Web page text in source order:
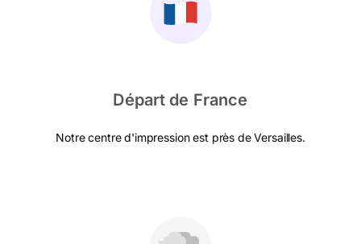
Départ de France
Notre centre d'impression est près de Versailles.